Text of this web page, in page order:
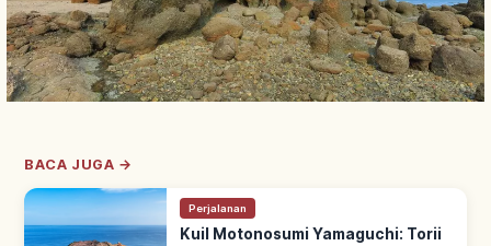
BACA JUGA →
Perjalanan
Kuil Motonosumi Yamaguchi: Torii